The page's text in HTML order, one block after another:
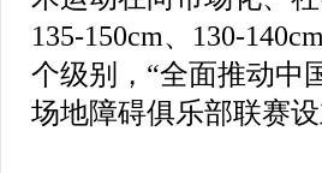
135-150cm、130-
个级别，“全面推动中
场地障碍俱乐部联赛